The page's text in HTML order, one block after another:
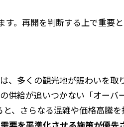
。再開を判断する上で重要
、多くの観光地が賑わいを取
供給が追いつかない「オーバ
、さらなる混雑や価格高騰